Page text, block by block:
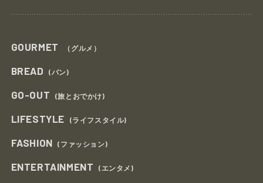
GOURMET （グルメ）
BREAD (パン)
GO-OUT (旅とおでかけ)
LIFESTYLE (ライフスタイル)
FASHION (ファッション)
ENTERTAINMENT (エンタメ)